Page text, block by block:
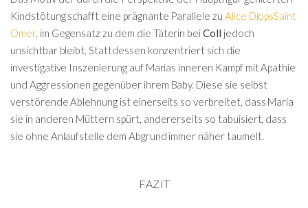
Kindstötung schafft eine prägnante Parallele zu Alice DiopsSaint
Omer, im Gegensatz zu dem die Täterin beiColl jedoch
unsichtbar bleibt. Stattdessen konzentriert sich die
investigative Inszenierung auf Marias inneren Kampf mit Apathie
und Aggressionen gegenüber ihrem Baby. Diese sie selbst
verstörende Ablehnung ist einerseits so verbreitet, dass Maria
sie in anderen Müttern spürt, andererseits so tabuisiert, dass
sie ohne Anlaufstelle dem Abgrund immer näher taumelt.
FAZIT